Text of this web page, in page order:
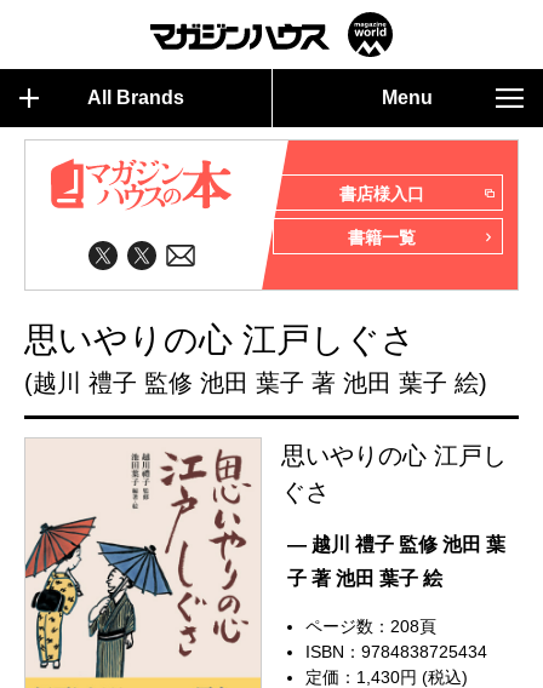
All Brands Menu
書店様入口
書籍一覧
思いやりの心 江戸しぐさ
(越川 禮子 監修 池田 葉子 著 池田 葉子 絵)
思いやりの心 江戸し
ぐさ
— 越川 禮子 監修 池田 葉
子 著 池田 葉子 絵
ページ数：208頁
ISBN：9784838725434
定価：1,430円 (税込)